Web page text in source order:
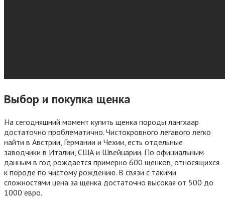
Выбор и покупка щенка
На сегодняшний момент купить щенка породы лангхаар
достаточно проблематично. Чистокровного легавого легко
найти в Австрии, Германии и Чехии, есть отдельные
заводчики в Италии, США и Швейцарии. По официальным
данным в год рождается примерно 600 щенков, относящихся
к породе по чистому рождению. В связи с такими
сложностями цена за щенка достаточно высокая от 500 до
1000 евро.